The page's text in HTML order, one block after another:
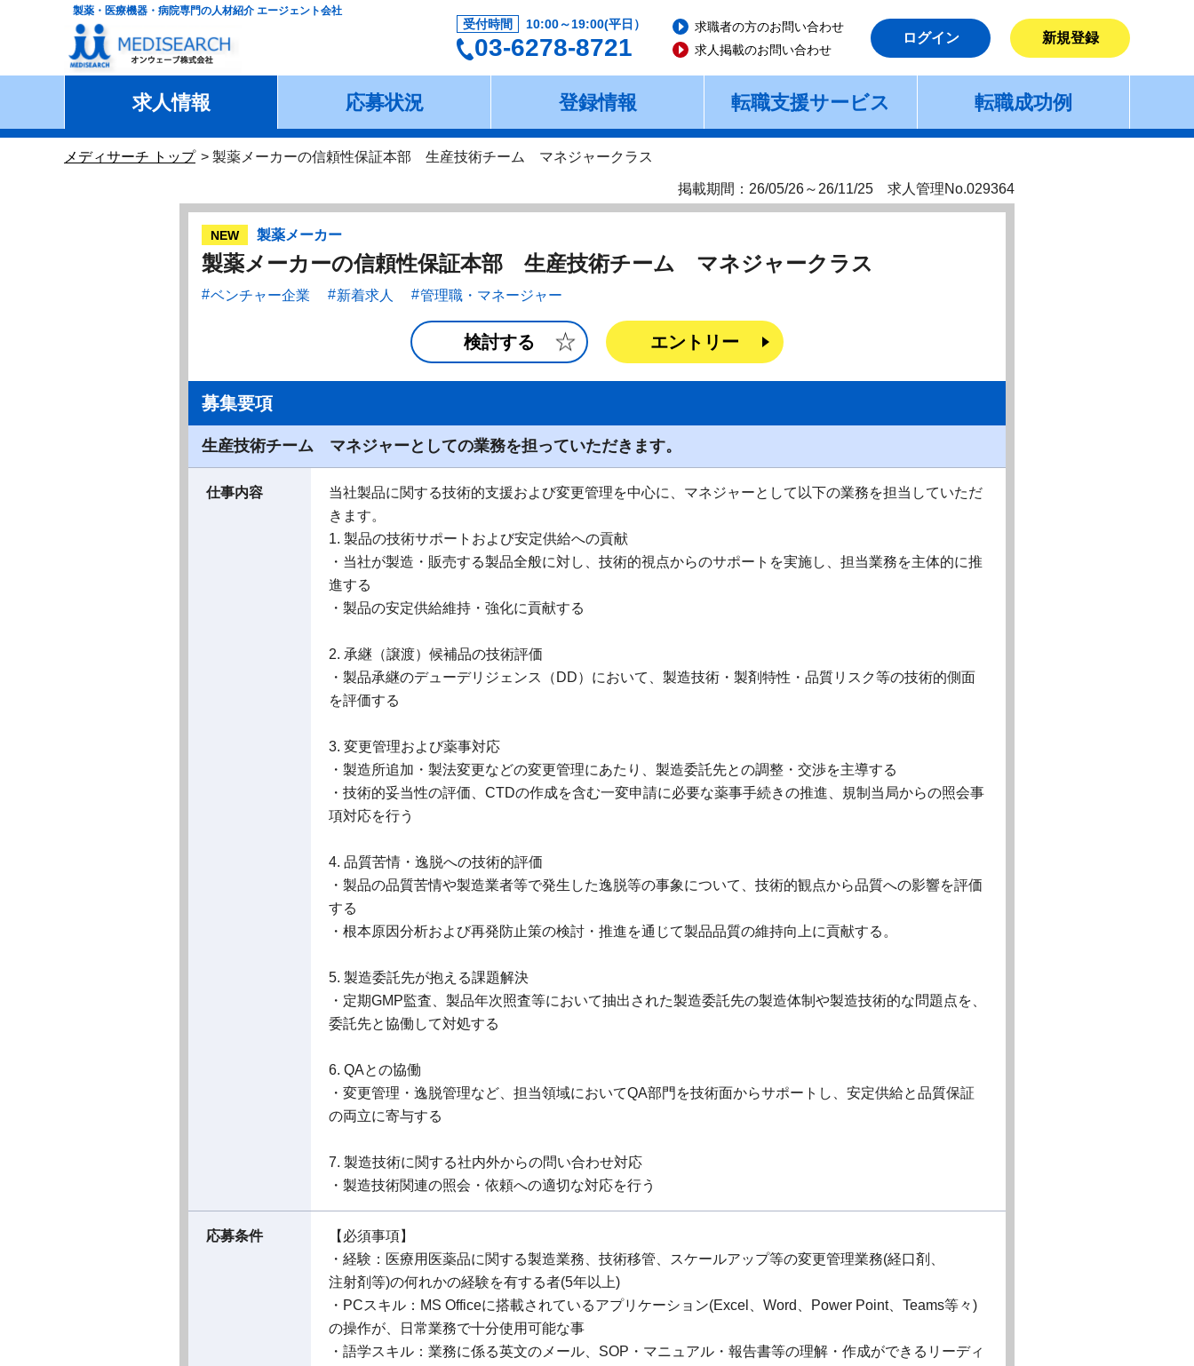
製薬・医療機器・病院専門の人材紹介 エージェント会社
受付時間 10:00～19:00(平日）
03-6278-8721
求職者の方のお問い合わせ
求人掲載のお問い合わせ
ログイン 新規登録
求人情報 応募状況 登録情報 転職支援サービス 転職成功例
メディサーチ トップ 製薬メーカーの信頼性保証本部 生産技術チーム マネジャークラス
掲載期間：26/05/26～26/11/25 求人管理No.029364
NEW 製薬メーカー
製薬メーカーの信頼性保証本部 生産技術チーム マネジャークラス
ベンチャー企業 新着求人 管理職・マネージャー
検討する エントリー
募集要項
生産技術チーム マネジャーとしての業務を担っていただきます。
仕事内容
当社製品に関する技術的支援および変更管理を中心に、マネジャーとして以下の業務を担当していただ
きます。
1. 製品の技術サポートおよび安定供給への貢献
・当社が製造・販売する製品全般に対し、技術的視点からのサポートを実施し、担当業務を主体的に推
進する
・製品の安定供給維持・強化に貢献する
2. 承継（譲渡）候補品の技術評価
・製品承継のデューデリジェンス（DD）において、製造技術・製剤特性・品質リスク等の技術的側面
を評価する
3. 変更管理および薬事対応
・製造所追加・製法変更などの変更管理にあたり、製造委託先との調整・交渉を主導する
・技術的妥当性の評価、CTDの作成を含む一変申請に必要な薬事手続きの推進、規制当局からの照会事
項対応を行う
4. 品質苦情・逸脱への技術的評価
・製品の品質苦情や製造業者等で発生した逸脱等の事象について、技術的観点から品質への影響を評価
する
・根本原因分析および再発防止策の検討・推進を通じて製品品質の維持向上に貢献する。
5. 製造委託先が抱える課題解決
・定期GMP監査、製品年次照査等において抽出された製造委託先の製造体制や製造技術的な問題点を、
委託先と協働して対処する
6. QAとの協働
・変更管理・逸脱管理など、担当領域においてQA部門を技術面からサポートし、安定供給と品質保証
の両立に寄与する
7. 製造技術に関する社内外からの問い合わせ対応
・製造技術関連の照会・依頼への適切な対応を行う
応募条件
【必須事項】
・経験：医療用医薬品に関する製造業務、技術移管、スケールアップ等の変更管理業務(経口剤、
注射剤等)の何れかの経験を有する者(5年以上)
・PCスキル：MS Officeに搭載されているアプリケーション(Excel、Word、Power Point、Teams等々)
の操作が、日常業務で十分使用可能な事
・語学スキル：業務に係る英文のメール、SOP・マニュアル・報告書等の理解・作成ができるリーディ